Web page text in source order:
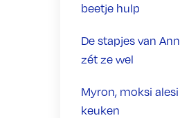
beetje hulp
De stapjes van
zét ze wel
Myron, moksi
keuken